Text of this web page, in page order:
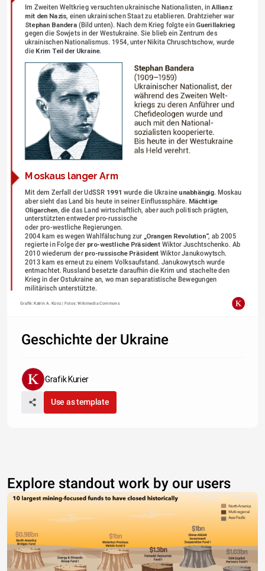
Im Zweiten Weltkrieg versuchten ukrainische Nationalisten, in Allianz
mit den Nazis
, einen ukrainischen Staat zu etablieren. Drahtzieher war
Stephan Bandera (Bild unten). Nach dem Krieg folgte ein Guerillakrieg
gegen die Sowjets in der Westukraine. Sie blieb ein Zentrum des
ukrainischen Nationalismus. 1954, unter Nikita Chruschtschow, wurde
die Krim Teil der Ukraine.
Moskaus langer Arm
Mit dem Zerfall der UdSSR 1991 wurde die Ukraine unabhängig. Moskau
aber sieht das Land bis heute in seiner Einflusssphäre. Mächtige
Oligarchen, die das Land wirtschaftlich, aber auch politisch prägten,
unterstützten entweder pro-russische
oder pro-westliche Regierungen.
2004 kam es wegen Wahlfälschung zur „Orangen Revolution“, ab 2005
regierte in Folge der pro-westliche Präsident Wiktor Juschtschenko. Ab
2010 wiederum der pro-russische Präsident Wiktor Janukowytsch.
2013 kam es erneut zu einem Volksaufstand. Janukowytsch wurde
entmachtet. Russland besetzte daraufhin die Krim und stachelte den
Krieg in der Ostukraine an, wo man separatistische Bewegungen
militärisch unterstützte.
Grafik: Katrin A. Künz | Fotos: Wikimedia Commons
Geschichte der Ukraine
Grafik Kurier
Use as template
Explore standout work by our users